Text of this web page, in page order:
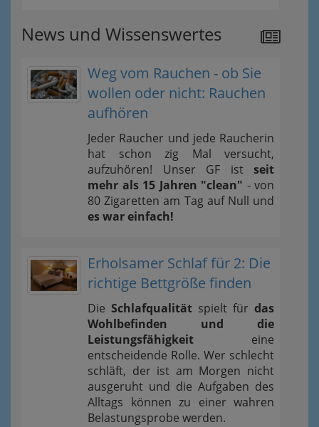
News und Wissenswertes
Weg vom Rauchen - ob Sie
wollen oder nicht: Rauchen
aufhören
Jeder Raucher und jede Raucherin
hat schon zig Mal versucht,
aufzuhören! Unser GF ist seit
mehr als 15 Jahren "clean" - von
80 Zigaretten am Tag auf Null und
es war einfach!
Erholsamer Schlaf für 2: Die
richtige Bettgröße finden
Die Schlafqualität spielt für das
Wohlbefinden und die
Leistungsfähigkeit eine
entscheidende Rolle. Wer schlecht
schläft, der ist am Morgen nicht
ausgeruht und die Aufgaben des
Alltags können zu einer wahren
Belastungsprobe werden.